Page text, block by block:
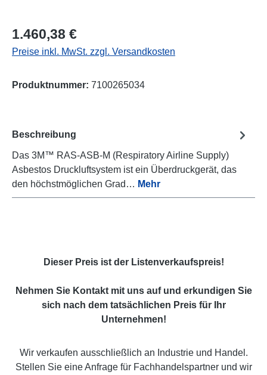
Regulärer Preis:
1.460,38 €
Preise inkl. MwSt. zzgl. Versandkosten
Produktnummer: 7100265034
Beschreibung
Das 3M™ RAS-ASB-M (Respiratory Airline Supply)
Asbestos Druckluftsystem ist ein Überdruckgerät, das
den höchstmöglichen Grad… Mehr
Dieser Preis ist der Listenverkaufspreis!
Nehmen Sie Kontakt mit uns auf und erkundigen Sie
sich nach dem tatsächlichen Preis für Ihr
Unternehmen!
Wir verkaufen ausschließlich an Industrie und Handel.
Stellen Sie eine Anfrage für Fachhandelspartner und wir